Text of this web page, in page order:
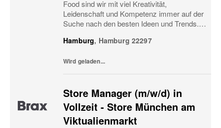
Food sind wir mit viel Kreativität,
Leidenschaft und Kompetenz immer auf der
Suche nach den besten Ideen und Trends.
besser machen und ständig
Hamburg, Hamburg 22297
Wird geladen...
Store Manager (m/w/d) in
Vollzeit - Store München am
Viktualienmarkt